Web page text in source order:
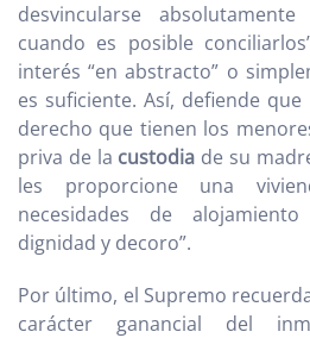
desvincularse
cuando es posible
interés “en abstracto” o
es suficiente. Así, defiende
derecho que tienen los
priva de la custodia de su
les proporcione una
necesidades de
dignidad y decoro”.
Por último, el Supremo
carácter ganancial del